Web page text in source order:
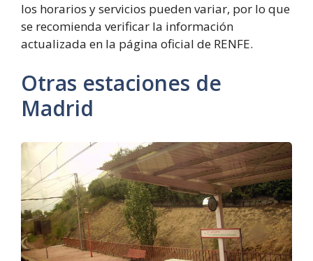
los horarios y servicios pueden variar, por lo que
se recomienda verificar la información
actualizada en la página oficial de RENFE.
Otras estaciones de
Madrid
Estación
de
Ramón
y
Cajal